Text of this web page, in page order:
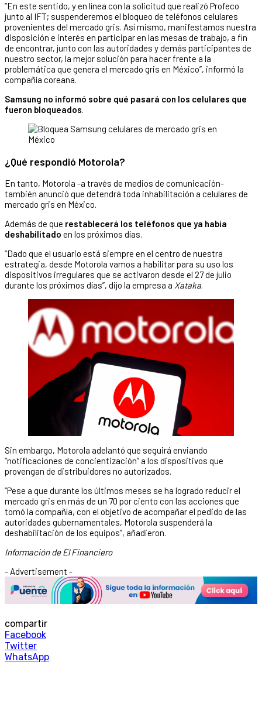
“En este sentido, y en línea con la solicitud que realizó Profeco
junto al IFT; suspenderemos el bloqueo de teléfonos celulares
provenientes del mercado gris. Así mismo, manifestamos nuestra
disposición e interés en participar en las mesas de trabajo, a fin
de encontrar, junto con las autoridades y demás participantes de
nuestro sector, la mejor solución para hacer frente a la
problemática que genera el mercado gris en México”, informó la
compañía coreana.
Samsung no informó sobre qué pasará con los celulares que
fueron bloqueados.
¿Qué respondió Motorola?
En tanto, Motorola -a través de medios de comunicación-
también anunció que detendrá toda inhabilitación a celulares de
mercado gris en México.
Además de que restablecerá los teléfonos que ya había
deshabilitado en los próximos días.
“Dado que el usuario está siempre en el centro de nuestra
estrategia, desde Motorola vamos a habilitar para su uso los
dispositivos irregulares que se activaron desde el 27 de julio
durante los próximos días”, dijo la empresa a Xataka.
Sin embargo, Motorola adelantó que seguirá enviando
“notificaciones de concientización” a los dispositivos que
provengan de distribuidores no autorizados.
“Pese a que durante los últimos meses se ha logrado reducir el
mercado gris en más de un 70 por ciento con las acciones que
tomó la compañía, con el objetivo de acompañar el pedido de las
autoridades gubernamentales, Motorola suspenderá la
deshabilitación de los equipos”, añadieron.
Información de El Financiero
- Advertisement -
compartir
Facebook
Twitter
WhatsApp